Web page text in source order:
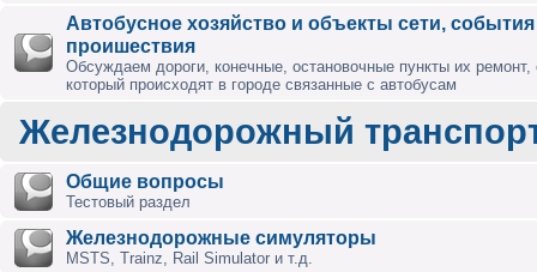
Автобусное хозяйство и объекты сети,
проишествия
Обсуждаем дороги, конечные, остановочные пункты их ремонт,
который происходят в городе связанные с автобусам
Железнодорожный
Общие вопросы
Тестовый раздел
Железнодорожные симуляторы
MSTS, Trainz, Rail Simulator и т.д.